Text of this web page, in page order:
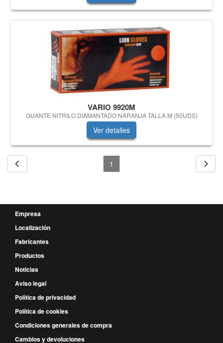
VARIO 9920M
GUANTE NITRILO DIAMANTADO NARANJA TALLA M (50UDS)
Ver detalles
1
Empresa
Localización
Fabricantes
Productos
Noticias
Aviso legal
Política de privacidad
Política de cookies
Condiciones generales de compra
Cambios y devoluciones